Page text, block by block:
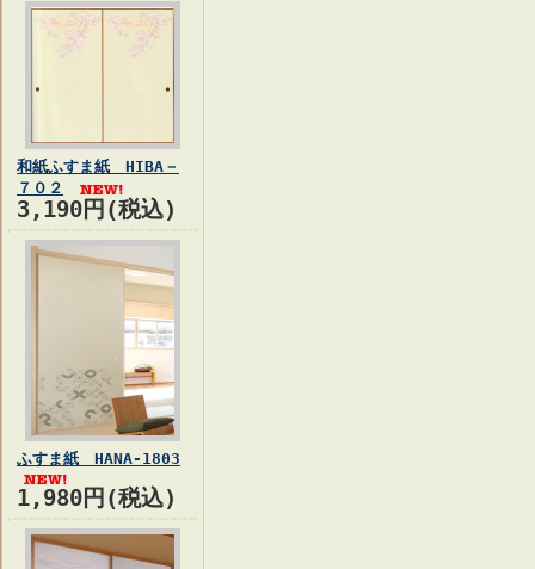
和紙ふすま紙 HIBA－
７０２
3,190円(税込)
ふすま紙 HANA-1803
1,980円(税込)